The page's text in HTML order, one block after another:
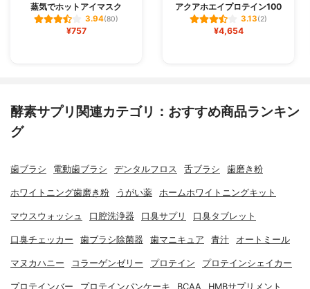
蒸気でホットアイマスク
3.94(80)
¥757
アクアホエイプロテイン100
3.13(2)
¥4,654
酵素サプリ関連カテゴリ：おすすめ商品ランキン
グ
歯ブラシ 電動歯ブラシ デンタルフロス 舌ブラシ 歯磨き粉
ホワイトニング歯磨き粉 うがい薬 ホームホワイトニングキット
マウスウォッシュ 口腔洗浄器 口臭サプリ 口臭タブレット
口臭チェッカー 歯ブラシ除菌器 歯マニキュア 青汁 オートミール
マヌカハニー コラーゲンゼリー プロテイン プロテインシェイカー
プロテインバー プロテインパンケーキ BCAA HMBサプリメント